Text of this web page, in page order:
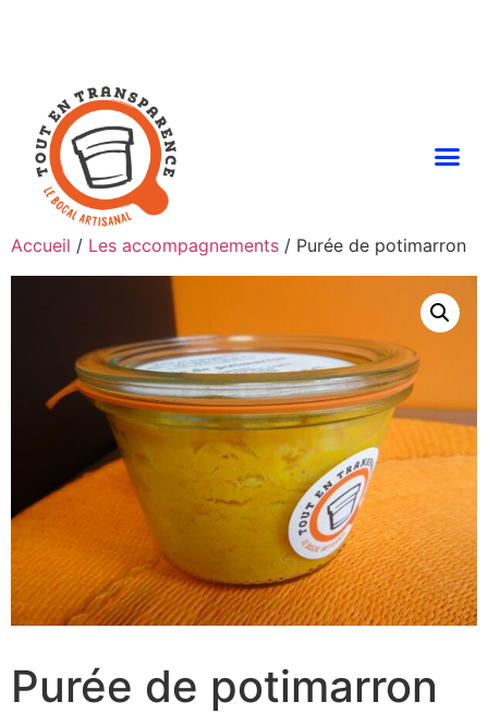
Accueil / Les accompagnements / Purée de potimarron
Purée de potimarron